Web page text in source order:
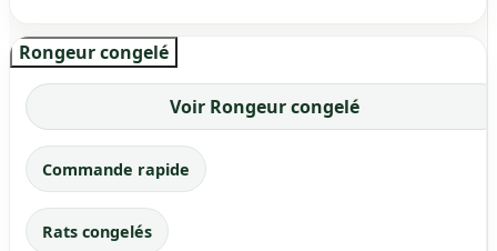
Rongeur congelé
Voir Rongeur congelé
Commande rapide
Rats congelés